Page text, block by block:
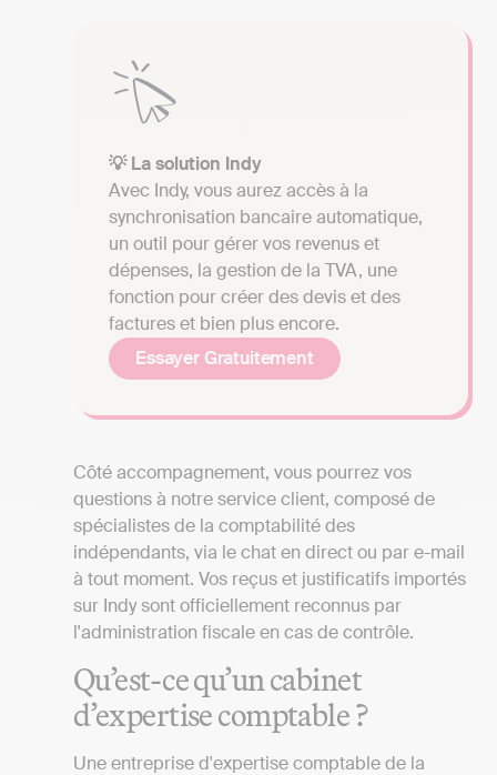
💡 La solution Indy
Avec Indy, vous aurez accès à la
synchronisation bancaire automatique,
un outil pour gérer vos revenus et
dépenses, la gestion de la TVA, une
fonction pour créer des devis et des
factures et bien plus encore.
Essayer Gratuitement
Côté accompagnement, vous pourrez vos
questions à notre service client, composé de
spécialistes de la comptabilité des
indépendants, via le chat en direct ou par e-mail
à tout moment. Vos reçus et justificatifs importés
sur Indy sont officiellement reconnus par
l'administration fiscale en cas de contrôle.
Qu’est-ce qu’un cabinet
d’expertise comptable ?
Une entreprise d'expertise comptable de la